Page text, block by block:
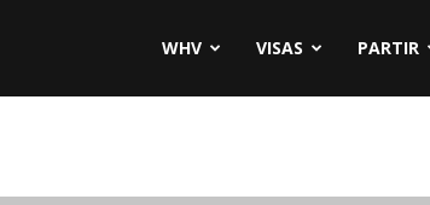
WHV VISAS PARTIR